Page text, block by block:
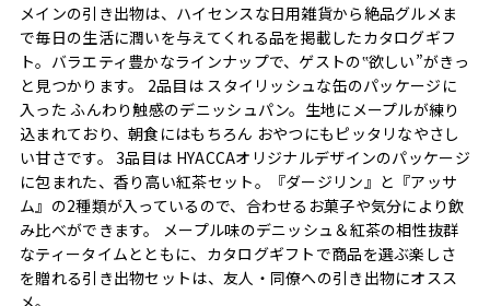
メインの引き出物は、ハイセンスな日用雑貨から絶品グルメま
で毎日の生活に潤いを与えてくれる品を掲載したカタログギフ
ト。バラエティ豊かなラインナップで、ゲストの‟欲しい”がきっ
と見つかります。 2品目は スタイリッシュな缶のパッケージに
入った ふんわり触感のデニッシュパン。生地にメープルが練り
込まれており、朝食にはもちろん おやつにもピッタリなやさし
い甘さです。 3品目は HYACCAオリジナルデザインのパッケージ
に包まれた、香り高い紅茶セット。『ダージリン』と『アッサ
ム』の2種類が入っているので、合わせるお菓子や気分により飲
み比べができます。 メープル味のデニッシュ＆紅茶の相性抜群
なティータイムとともに、カタログギフトで商品を選ぶ楽しさ
を贈れる引き出物セットは、友人・同僚への引き出物にオスス
メ。